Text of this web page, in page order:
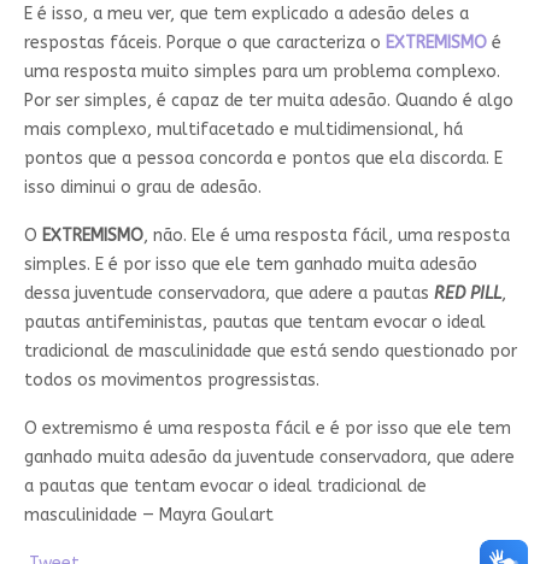
E é isso, a meu ver, que tem explicado a adesão deles a
respostas fáceis. Porque o que caracteriza o EXTREMISMOé
uma resposta muito simples para um problema complexo.
Por ser simples, é capaz de ter muita adesão. Quando é algo
mais complexo, multifacetado e multidimensional, há
pontos que a pessoa concorda e pontos que ela discorda. E
isso diminui o grau de adesão.
O EXTREMISMO, não. Ele é uma resposta fácil, uma resposta
simples. E é por isso que ele tem ganhado muita adesão
dessa juventude conservadora, que adere a pautas RED PILL,
pautas antifeministas, pautas que tentam evocar o ideal
tradicional de masculinidade que está sendo questionado por
todos os movimentos progressistas.
O extremismo é uma resposta fácil e é por isso que ele tem
ganhado muita adesão da juventude conservadora, que adere
a pautas que tentam evocar o ideal tradicional de
masculinidade — Mayra Goulart